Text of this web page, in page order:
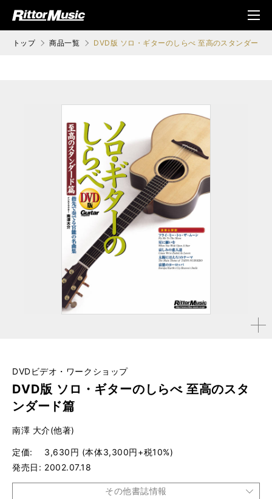
ジック (Rittor Musi
メニ
ュ
トップ 商品一覧 DVD版 ソロ・ギターのしらべ 至高のスタンダード
拡大す
DVDビデオ・ワークショップ
DVD版 ソロ・ギターのしらべ 至高のスタ
ンダード篇
南澤 大介(他著)
定価
3,630円 (本体3,300円+税10%)
発売日
2002.07.18
その他書誌情報